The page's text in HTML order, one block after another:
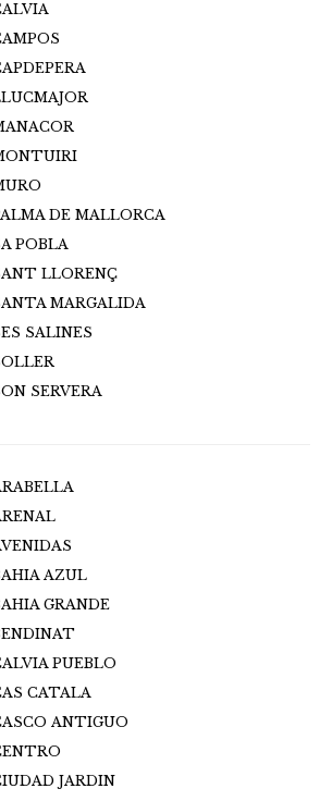
DE MALLORCA
POBLA
LLORENÇ
MARGALIDA
SALINES
SERVERA
AZUL
GRANDE
PUEBLO
CATALA
ANTIGUO
JARDIN